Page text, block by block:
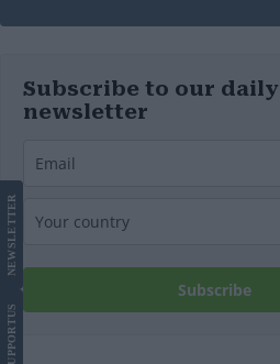
Subscribe to our daily
newsletter
Subscribe
SUPPORT
US
NEWS
LETTER